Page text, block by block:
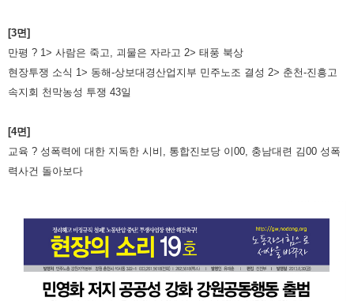
[3면]
만평 ? 1> 사람은 죽고, 괴물은 자라고 2> 태풍 북상
현장투쟁 소식 1> 동해-상보대경산업지부 민주노조 결성 2> 춘천-진흥고
속지회 천막농성 투쟁 43일
[4면]
교육 ? 성폭력에 대한 지독한 시비, 통합진보당 이00, 충남대련 김00 성폭
력사건 돌아보다